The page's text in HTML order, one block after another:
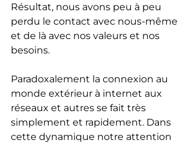
Résultat, nous avons peu à peu
perdu le contact avec nous-même
et de là avec nos valeurs et nos
besoins.
Paradoxalement la connexion au
monde extérieur à internet aux
réseaux et autres se fait très
simplement et rapidement. Dans
cette dynamique notre attention